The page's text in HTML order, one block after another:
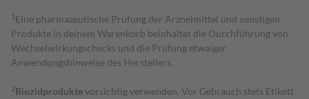
1 Eine pharmazeutische Prüfung der Arzneimittel und sonstigen
Produkte in deinem Warenkorb beinhaltet die Durchführung von
Wechselwirkungschecks und die Prüfung etwaiger
Anwendungshinweise des Herstellers.
2Biozidproduktevorsichtig verwenden. Vor Gebrauch stets Etikett